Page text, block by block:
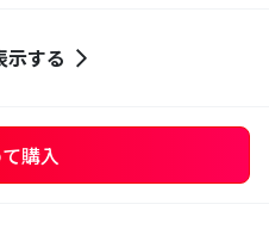
示する
購入